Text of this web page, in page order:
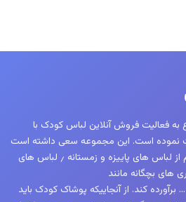
از سال ۱۳۹۸ شروع به فعالیت فروش آنلاین لباس کودک با
نموده است. این مجموعه سعی داشته است
تمام نیازهای کودکان شما را اعم از لباس های پاییزه و زمستانه ٫ لباس های
اکسسوری های بچگانه مانند
و … برآورده کند. از آنجاییکه پوشاک کودک باید